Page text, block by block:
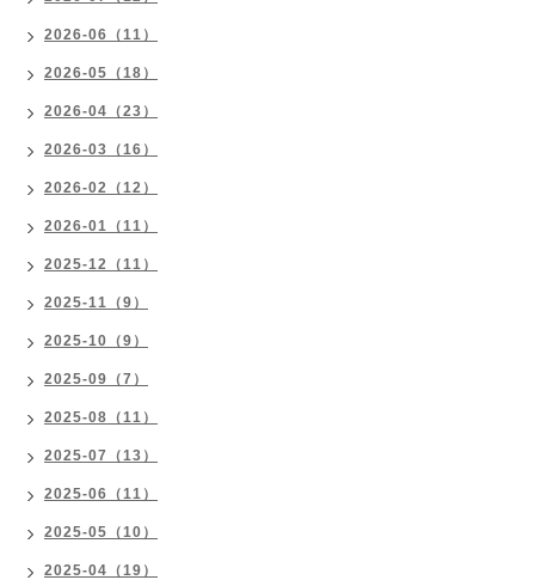
2026-06（11）
2026-05（18）
2026-04（23）
2026-03（16）
2026-02（12）
2026-01（11）
2025-12（11）
2025-11（9）
2025-10（9）
2025-09（7）
2025-08（11）
2025-07（13）
2025-06（11）
2025-05（10）
2025-04（19）